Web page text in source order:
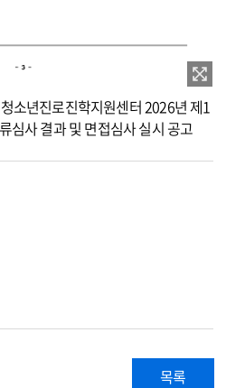
이미지 확대보기
소년진로진학지원센터 2026년 제1
심사 결과 및 면접심사 실시 공고
목록